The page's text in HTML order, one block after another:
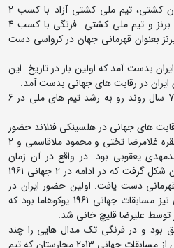
به گزارش روابط عمومی فدارسیون کشتی، تیم ملی کشتی آزاد با کسب 2
مدال طلا، 2 مدال نقره و 3 مدال برنز و تیم ملی کشتی فرنگی با کسب 4
2 مدال نقره و 2 مدال برنز بعنوان قهرمانی جهان در کرواسی دست
بدست آمد که اولین بار در تاریخ این
با نگاهی به آمار و ارقام در این 75 سال روند رو به رشد تیم های ملی در 6
های جهانی در هلسینکی فنلاند حضور
یافت و حاصل آن کسب 2 مدال نقره غلامرضا تختی و محمود ملاقاسمی و 2
یعقوبی بود. در واقع در آن زمان
اولین نسل طلایی کشتی آزاد ایران شکل گرفت که در ادامه در 2 جهانی 1961
بعنوان قهرمانی دست یافت. اولین حضور ایران در
کشتی فرنگی نیز مسابقات جهانی نیز مسابقات جهانی 1961 یوکوهاما بود که
توسط علیرضا قلیچ خانی شد.
بود و در فرنگی تک مدال هایی را چند
دهه پیش بدست می آورد اما پس از مسابقات جهانی 2013 مجارستان که تیم